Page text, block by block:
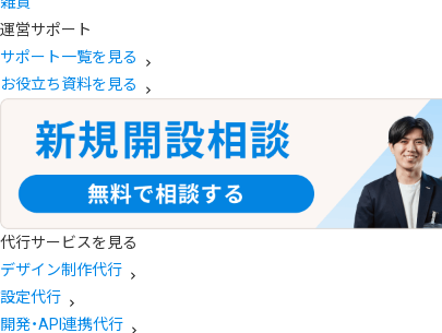
運営サポート
サポート一覧を見る
お役立ち資料を見る
代行サービスを見る
デザイン制作代行
設定代行
開発・API連携代行